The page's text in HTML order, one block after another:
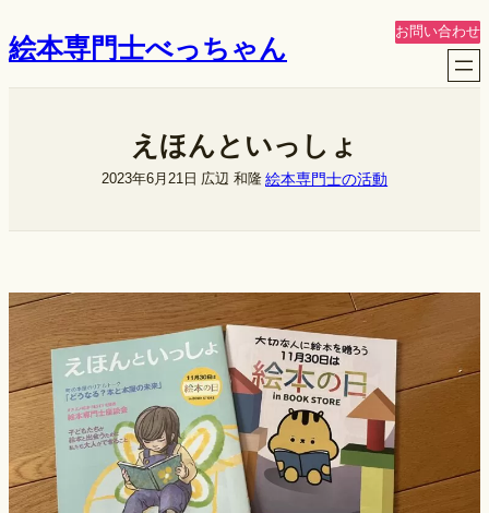
容
絵本専門士べっちゃん
お問い合わせ
えほんといっしょ
2023年6月21日 広辺 和隆 絵本専門士の活動